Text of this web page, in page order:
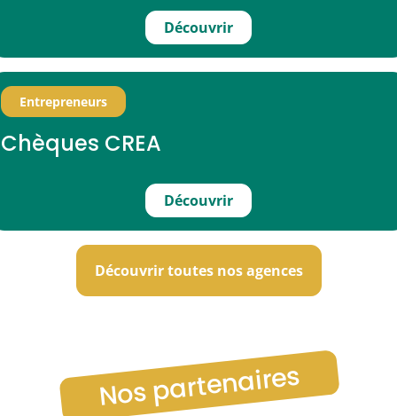
Découvrir
Entrepreneurs
Chèques CREA
Découvrir
Découvrir toutes nos agences
Nos partenaires